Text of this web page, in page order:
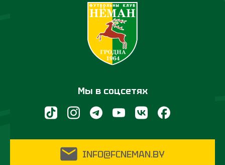
Мы в соцсетях
INFO@FCNEMAN.BY